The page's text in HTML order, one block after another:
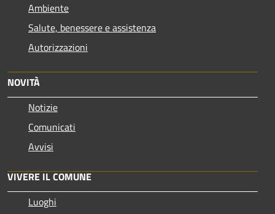
Ambiente
Salute, benessere e assistenza
Autorizzazioni
NOVITÀ
Notizie
Comunicati
Avvisi
VIVERE IL COMUNE
Luoghi